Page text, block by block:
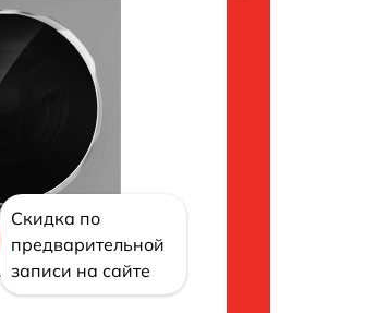
Скидка по
предварительной
записи на сайте